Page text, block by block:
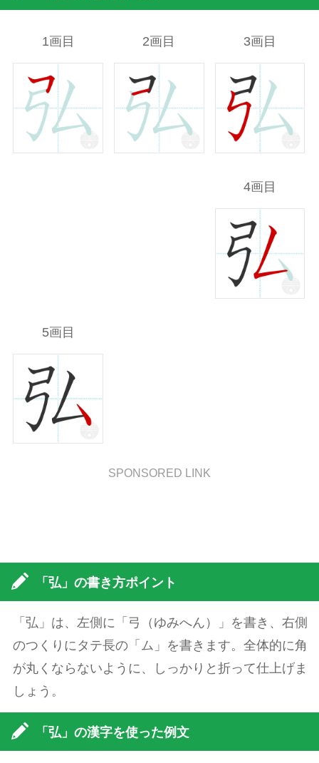
1画目 2画目 3画目
4画目
5画目
SPONSORED LINK
「弘」の書き方ポイント
「弘」は、左側に「弓（ゆみへん）」を書き、右側
のつくりにタテ長の「ム」を書きます。全体的に角
が丸くならないように、しっかりと折って仕上げま
しょう。
「弘」の漢字を使った例文